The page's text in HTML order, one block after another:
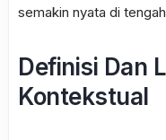
semakin nyata di
Definisi Dan
Kontekstual